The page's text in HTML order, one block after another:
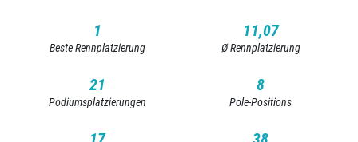
1
Beste Rennplatzierung
11,07
Ø Rennplatzierung
21
Podiumsplatzierungen
8
Pole-Positions